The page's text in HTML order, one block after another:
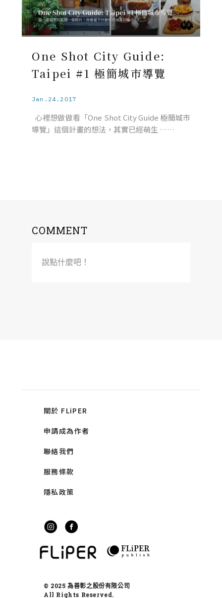
One Shot City Guide:
Taipei #1 極簡城市導覽
Jan.24.2017
心裡想做做看「One Shot City Guide 極簡城市
導覽」這個計畫的想法，其實已經萌生 ……
COMMENT
說點什麼吧！
關於 FLiPER
申請成為作者
聯絡我們
服務條款
隱私政策
© 2025 為善彰之股份有限公司
All Rights Reserved.